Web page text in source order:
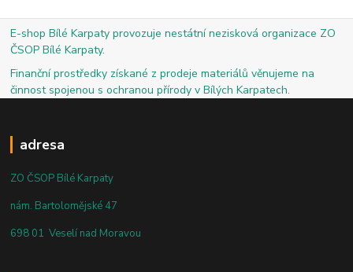
E-shop Bílé Karpaty provozuje nestátní nezisková organizace ZO
ČSOP Bílé Karpaty.
Finanční prostředky získané z prodeje materiálů věnujeme na
činnost spojenou s ochranou přírody v Bílých Karpatech.
adresa
ZO ČSOP Bílé Karpaty
nám. Bartolomějské 47
698 01 Veselí nad Moravou